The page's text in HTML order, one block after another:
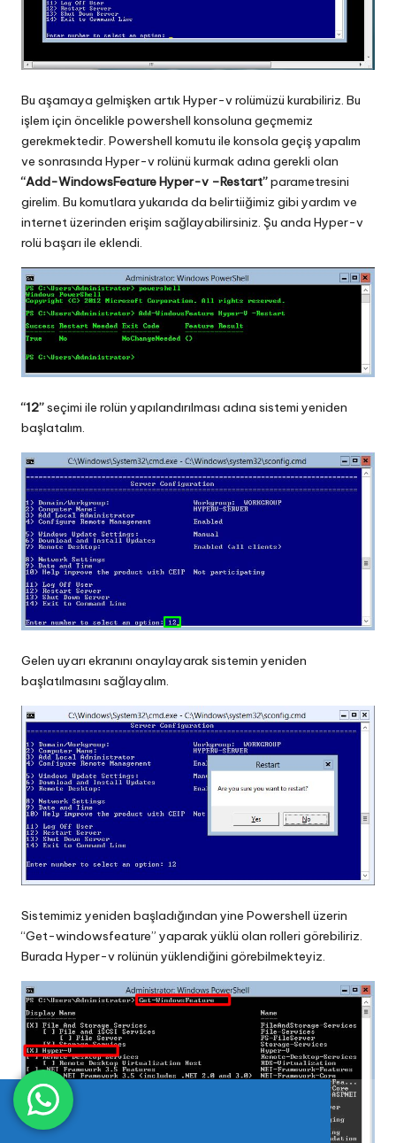
Bu aşamaya gelmişken artık Hyper-v rolümüzü kurabiliriz. Bu
işlem için öncelikle powershell konsoluna geçmemiz
gerekmektedir. Powershell komutu ile konsola geçiş yapalım
ve sonrasında Hyper-v rolünü kurmak adına gerekli olan
“Add-WindowsFeature Hyper-v –Restart”parametresini
girelim. Bu komutlara yukarıda da belirtiiğimiz gibi yardım ve
internet üzerinden erişim sağlayabilirsiniz. Şu anda Hyper-v
rolü başarı ile eklendi.
“12”seçimi ile rolün yapılandırılması adına sistemi yeniden
başlatalım.
Gelen uyarı ekranını onaylayarak sistemin yeniden
başlatılmasını sağlayalım.
Sistemimiz yeniden başladığından yine Powershell üzerin
“Get-windowsfeature” yaparak yüklü olan rolleri görebiliriz.
Burada Hyper-v rolünün yüklendiğini görebilmekteyiz.